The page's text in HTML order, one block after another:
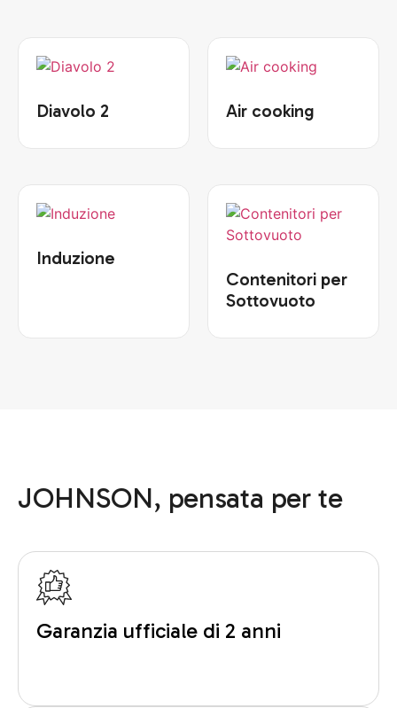
Diavolo 2 Air cooking
Induzione
Contenitori per
Sottovuoto
JOHNSON, pensata per te
Garanzia ufficiale di 2 anni